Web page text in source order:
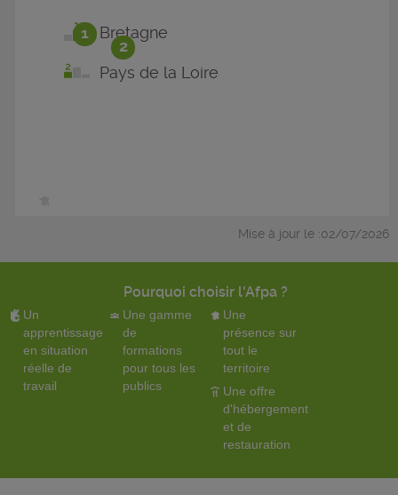
1
2
Bretagne
Pays de la Loire
Mise à jour le :02/07/2026
Pourquoi choisir l'Afpa ?
Un
apprentissage
en situation
réelle de
travail
Une gamme
de
formations
pour tous les
publics
Une
présence sur
tout le
territoire
Une offre
d'hébergement
et de
restauration